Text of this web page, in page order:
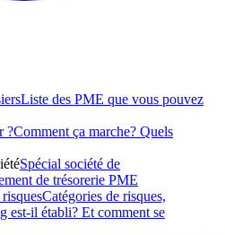
Liste des PME que vous pouvez
?Comment ça marche? Quels
Spécial société de
de trésorerie PME
Catégories de risques,
est-il établi? Et comment se